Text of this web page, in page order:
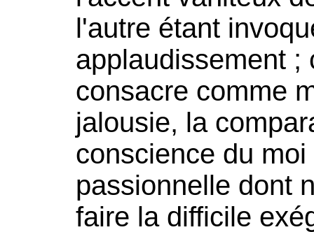
l'autre étant
applaudissement ;
consacre comme
jalousie, la
conscience du
passionnelle dont
faire la difficile